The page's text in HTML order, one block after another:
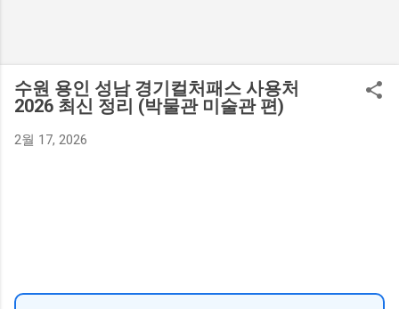
수원 용인 성남 경기컬처패스 사용처
2026 최신 정리 (박물관 미술관 편)
2월 17, 2026